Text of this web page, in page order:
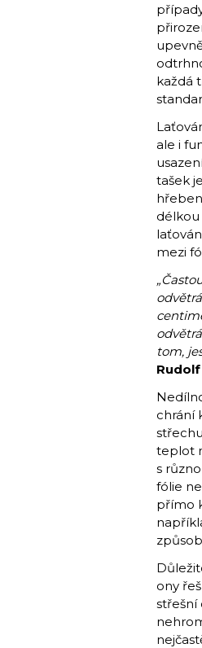
každá
ale i
tašek
délkou
mezi
tom,
chrání
teplot
s
fólie
přímo
ony
střešní